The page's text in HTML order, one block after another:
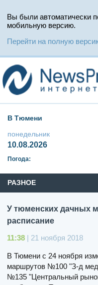
Вы были автоматически
мобильную версию.
Перейти на полную
В Тюмени
понедельник
10.08.2026
Погода:
РАЗНОЕ
У тюменских дачных
расписание
11:38 | 21 ноября 2018
В Тюмени с 24 ноября
маршрутов №100 "З-д
№135 "Центральный